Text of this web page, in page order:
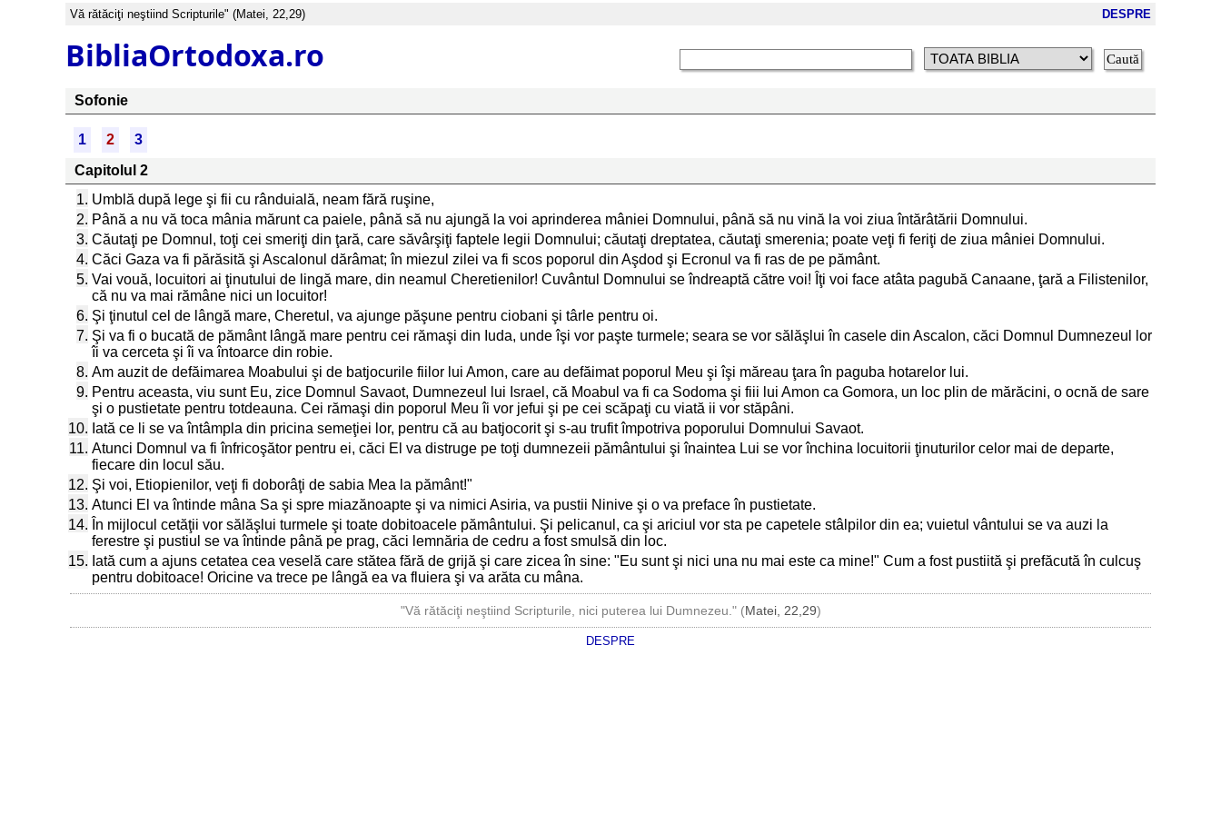
Vă rătăciţi neştiind Scripturile" (Matei, 22,29) DESPRE
BibliaOrtodoxa.ro
Sofonie
1 2
3
Capitolul 2
1. Umblă după lege şi fii cu rânduială, neam fără ruşine,
2. Până a nu vă toca mânia mărunt ca paiele, până să nu ajungă la voi aprinderea mâniei Domnului, până să nu vină la voi ziua întărâtării Domnului.
3. Căutaţi pe Domnul, toţi cei smeriţi din ţară, care săvârşiţi faptele legii Domnului; căutaţi dreptatea, căutaţi smerenia; poate veţi fi feriţi de ziua mâniei Domnului.
4. Căci Gaza va fi părăsită şi Ascalonul dărâmat; în miezul zilei va fi scos poporul din Aşdod şi Ecronul va fi ras de pe pământ.
5. Vai vouă, locuitori ai ţinutului de lingă mare, din neamul Cheretienilor! Cuvântul Domnului se îndreaptă către voi! Îţi voi face atâta pagubă Canaane, ţară a Filistenilor,
că nu va mai rămâne nici un locuitor!
6. Şi ţinutul cel de lângă mare, Cheretul, va ajunge păşune pentru ciobani şi târle pentru oi.
7. Şi va fi o bucată de pământ lângă mare pentru cei rămaşi din Iuda, unde îşi vor paşte turmele; seara se vor sălăşlui în casele din Ascalon, căci Domnul Dumnezeul lor
îi va cerceta şi îi va întoarce din robie.
8. Am auzit de defăimarea Moabului şi de batjocurile fiilor lui Amon, care au defăimat poporul Meu şi îşi măreau ţara în paguba hotarelor lui.
9. Pentru aceasta, viu sunt Eu, zice Domnul Savaot, Dumnezeul lui Israel, că Moabul va fi ca Sodoma şi fiii lui Amon ca Gomora, un loc plin de mărăcini, o ocnă de sare
şi o pustietate pentru totdeauna. Cei rămaşi din poporul Meu îi vor jefui şi pe cei scăpaţi cu viată ii vor stăpâni.
10. Iată ce li se va întâmpla din pricina semeţiei lor, pentru că au batjocorit şi s-au trufit împotriva poporului Domnului Savaot.
11. Atunci Domnul va fi înfricoşător pentru ei, căci El va distruge pe toţi dumnezeii pământului şi înaintea Lui se vor închina locuitorii ţinuturilor celor mai de departe,
fiecare din locul său.
12. Şi voi, Etiopienilor, veţi fi doborâţi de sabia Mea la pământ!"
13. Atunci El va întinde mâna Sa şi spre miazănoapte şi va nimici Asiria, va pustii Ninive şi o va preface în pustietate.
14. În mijlocul cetăţii vor sălăşlui turmele şi toate dobitoacele pământului. Şi pelicanul, ca şi ariciul vor sta pe capetele stâlpilor din ea; vuietul vântului se va auzi la
ferestre şi pustiul se va întinde până pe prag, căci lemnăria de cedru a fost smulsă din loc.
15. Iată cum a ajuns cetatea cea veselă care stătea fără de grijă şi care zicea în sine: "Eu sunt şi nici una nu mai este ca mine!" Cum a fost pustiită şi prefăcută în culcuş
pentru dobitoace! Oricine va trece pe lângă ea va fluiera şi va arăta cu mâna.
"Vă rătăciţi neştiind Scripturile, nici puterea lui Dumnezeu." (Matei, 22,29)
DESPRE